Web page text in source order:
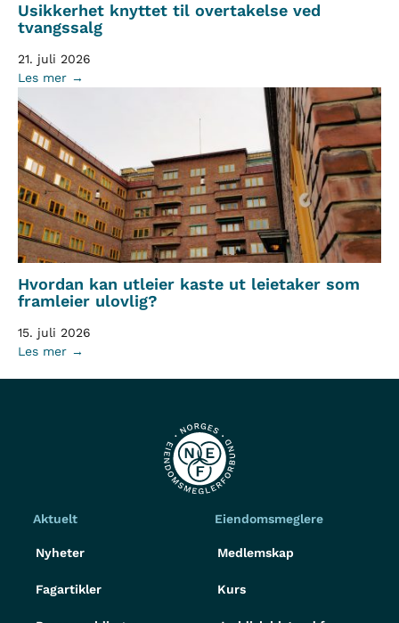
Usikkerhet knyttet til overtakelse ved
tvangssalg
21. juli 2026
Les mer →
Hvordan kan utleier kaste ut leietaker som
framleier ulovlig?
15. juli 2026
Les mer →
Aktuelt
Nyheter
Fagartikler
Eiendomsmeglere
Medlemskap
Kurs